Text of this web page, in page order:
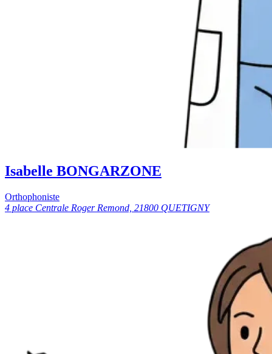
Isabelle BONGARZONE
Orthophoniste
4 place Centrale Roger Remond, 21800 QUETIGNY